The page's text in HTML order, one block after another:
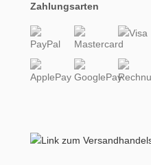
Zahlungsarten